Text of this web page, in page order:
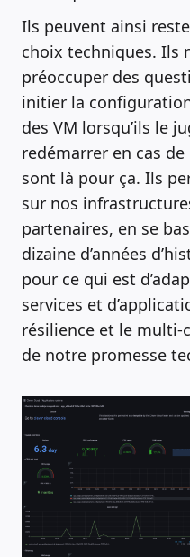
Ils peuvent ainsi
choix techniques. Ils
préoccuper des
initier la
des VM lorsqu’ils le
redémarrer en cas
sont là pour ça. Ils
sur nos
partenaires, en se
dizaine d’années
pour ce qui est
services et
résilience et le
de notre promesse